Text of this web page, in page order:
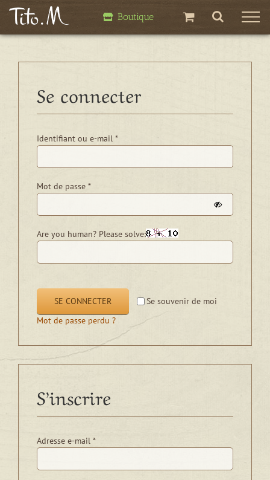
Passer
Boutique
Se connecter
Identifiant ou e-mail *Obligatoire
Mot de passe *Obligatoire
Are you human? Please solve:
Se souvenir de moi
SE CONNECTER
Mot de passe perdu ?
S’inscrire
Adresse e-mail *Obligatoire